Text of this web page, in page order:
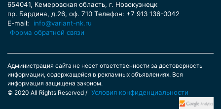
654041, Кемеровская область, г. Новокузнецк
пр. Бардина, д.26, оф. 710 Телефон: +7 913 136-0042
E-mail:
info@variant-nk.ru
Форма обратной связи
Администрация сайта не несет ответственности за достоверность
информации, содержащейся в рекламных объявлениях. Вся
информация защищена законом.
© 2020 All Rights Reserved / Условия конфиденциальности